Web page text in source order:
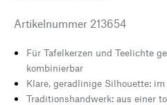
Artikelnummer 213654
Für Tafelkerzen und Teelichte
kombinierbar
Klare, geradlinige Silhouette:
Traditionshandwerk: aus einer